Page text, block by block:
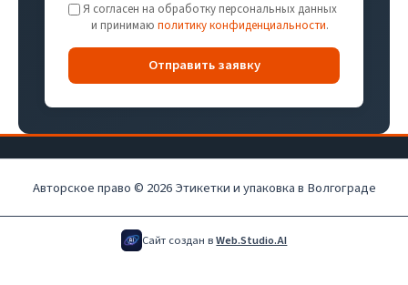
Я согласен на обработку персональных данных
и принимаю политику конфиденциальности.
Отправить заявку
Авторское право © 2026 Этикетки и упаковка в Волгограде
Сайт создан вWeb.Studio.AI